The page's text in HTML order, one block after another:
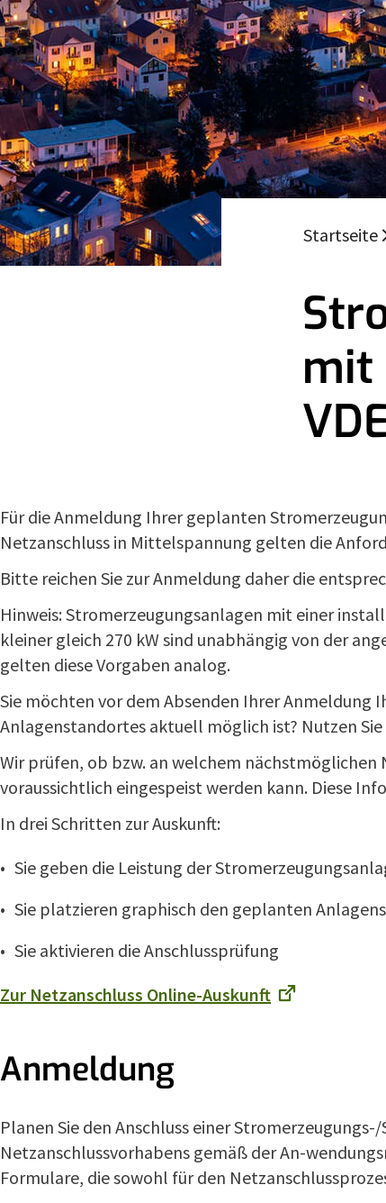
Startseite
mit
Für die Anmeldung Ihrer geplanten
Netzanschluss in Mittelspannung gelten die
Bitte reichen Sie zur Anmeldung daher die
Hinweis: Stromerzeugungsanlagen mit einer
kleiner gleich 270 kW sind unabhängig von der
gelten diese Vorgaben analog.
Sie möchten vor dem Absenden Ihrer Anmeldung
Anlagenstandortes aktuell möglich ist? Nutzen Sie
Wir prüfen, ob bzw. an welchem
voraussichtlich eingespeist werden kann. Diese
In drei Schritten zur Auskunft:
Sie geben die Leistung der
Sie platzieren graphisch den geplanten
Sie aktivieren die Anschlussprüfung
Zur Netzanschluss Online-Auskunft
Anmeldung
Planen Sie den Anschluss einer
Netzanschlussvorhabens gemäß der An-
Formulare, die sowohl für den